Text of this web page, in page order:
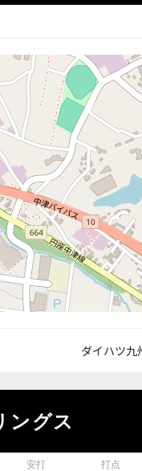
ダイハツ九
ングス
安打 打点